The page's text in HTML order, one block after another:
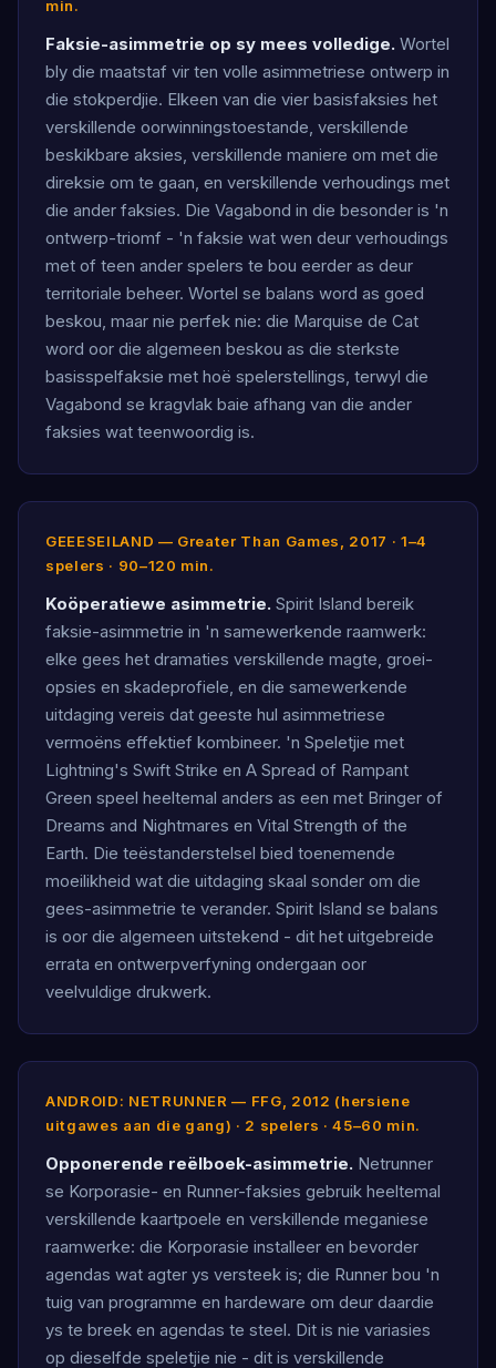
min.
Faksie-asimmetrie op sy mees volledige. Wortel
bly die maatstaf vir ten volle asimmetriese ontwerp in
die stokperdjie. Elkeen van die vier basisfaksies het
verskillende oorwinningstoestande, verskillende
beskikbare aksies, verskillende maniere om met die
direksie om te gaan, en verskillende verhoudings met
die ander faksies. Die Vagabond in die besonder is 'n
ontwerp-triomf - 'n faksie wat wen deur verhoudings
met of teen ander spelers te bou eerder as deur
territoriale beheer. Wortel se balans word as goed
beskou, maar nie perfek nie: die Marquise de Cat
word oor die algemeen beskou as die sterkste
basisspelfaksie met hoë spelerstellings, terwyl die
Vagabond se kragvlak baie afhang van die ander
faksies wat teenwoordig is.
GEEESEILAND — Greater Than Games, 2017 · 1–4
spelers · 90–120 min.
Koöperatiewe asimmetrie. Spirit Island bereik
faksie-asimmetrie in 'n samewerkende raamwerk:
elke gees het dramaties verskillende magte, groei-
opsies en skadeprofiele, en die samewerkende
uitdaging vereis dat geeste hul asimmetriese
vermoëns effektief kombineer. 'n Speletjie met
Lightning's Swift Strike en A Spread of Rampant
Green speel heeltemal anders as een met Bringer of
Dreams and Nightmares en Vital Strength of the
Earth. Die teëstanderstelsel bied toenemende
moeilikheid wat die uitdaging skaal sonder om die
gees-asimmetrie te verander. Spirit Island se balans
is oor die algemeen uitstekend - dit het uitgebreide
errata en ontwerpverfyning ondergaan oor
veelvuldige drukwerk.
ANDROID: NETRUNNER — FFG, 2012 (hersiene
uitgawes aan die gang) · 2 spelers · 45–60 min.
Opponerende reëlboek-asimmetrie. Netrunner
se Korporasie- en Runner-faksies gebruik heeltemal
verskillende kaartpoele en verskillende meganiese
raamwerke: die Korporasie installeer en bevorder
agendas wat agter ys versteek is; die Runner bou 'n
tuig van programme en hardeware om deur daardie
ys te breek en agendas te steel. Dit is nie variasies
op dieselfde speletjie nie - dit is verskillende